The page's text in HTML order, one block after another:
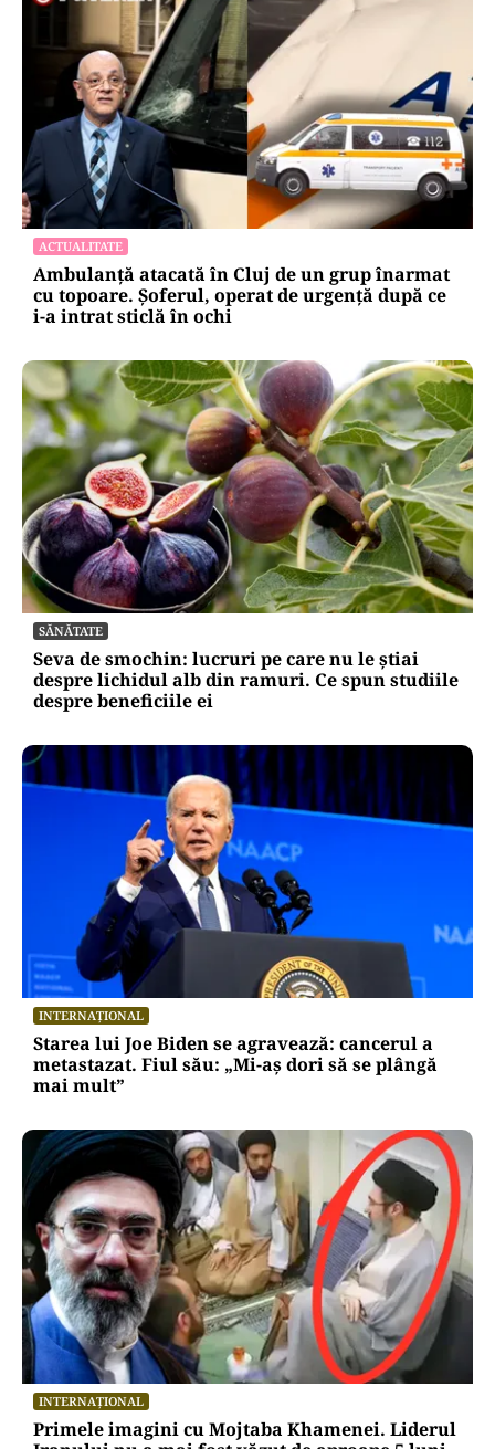
ACTUALITATE
Ambulanță atacată în Cluj de un grup înarmat
cu topoare. Șoferul, operat de urgență după ce
i-a intrat sticlă în ochi
SĂNĂTATE
Seva de smochin: lucruri pe care nu le știai
despre lichidul alb din ramuri. Ce spun studiile
despre beneficiile ei
INTERNAȚIONAL
Starea lui Joe Biden se agravează: cancerul a
metastazat. Fiul său: „Mi-aș dori să se plângă
mai mult”
INTERNAȚIONAL
Primele imagini cu Mojtaba Khamenei. Liderul